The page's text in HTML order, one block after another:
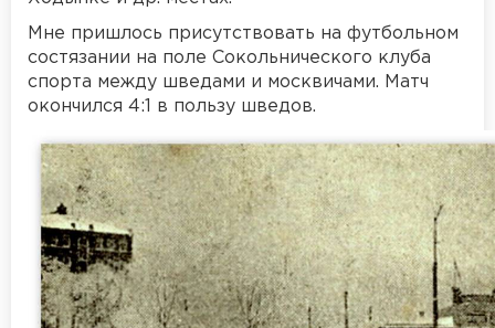
Мне пришлось присутствовать на футбольном
состязании на поле Сокольнического клуба
спорта между шведами и москвичами. Матч
окончился 4:1 в пользу шведов.